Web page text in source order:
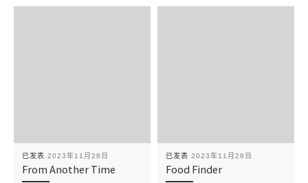
已发表 2023年11月28日
From Another Time
已发表 2023年11月28日
Food Finder